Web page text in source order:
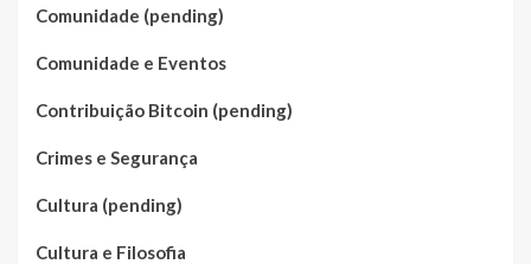
Comunidade (pending)
Comunidade e Eventos
Contribuição Bitcoin (pending)
Crimes e Segurança
Cultura (pending)
Cultura e Filosofia